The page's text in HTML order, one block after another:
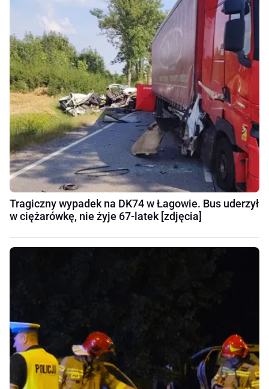
Tragiczny wypadek na DK74 w Łagowie. Bus uderzył
w ciężarówkę, nie żyje 67-latek [zdjęcia]